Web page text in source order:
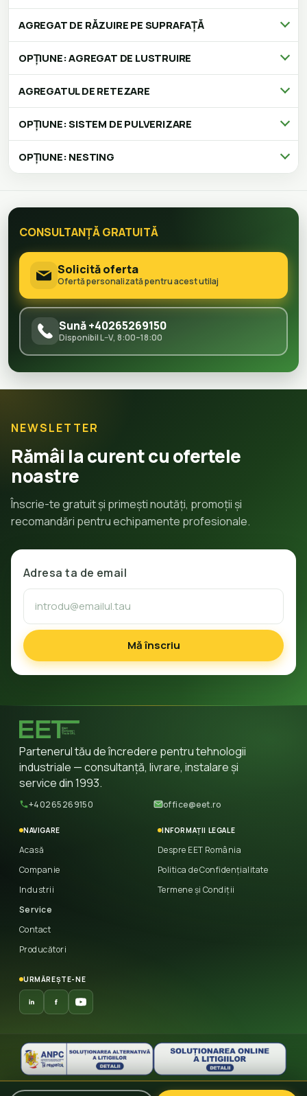
AGREGAT DE RĂZUIRE PE SUPRAFAȚĂ
OPȚIUNE: AGREGAT DE LUSTRUIRE
AGREGATUL DE RETEZARE
OPȚIUNE: SISTEM DE PULVERIZARE
OPȚIUNE: NESTING
CONSULTANȚĂ GRATUITĂ
Solicită oferta
Ofertă personalizată pentru acest utilaj
Sună +40265269150
Disponibil L–V, 8:00–18:00
NEWSLETTER
Rămâi la curent cu ofertele
noastre
Înscrie-te gratuit și primești noutăți, promoții și
recomandări pentru echipamente profesionale.
Adresa ta de email
Mă înscriu
Partenerul tău de încredere pentru tehnologii
industriale — consultanță, livrare, instalare și
service din 1993.
+40265269150 office@eet.ro
NAVIGARE
Acasă
Companie
Industrii
Service
Contact
Producători
INFORMAȚII LEGALE
Despre EET România
Politica de Confidențialitate
Termene și Condiții
URMĂREȘTE-NE